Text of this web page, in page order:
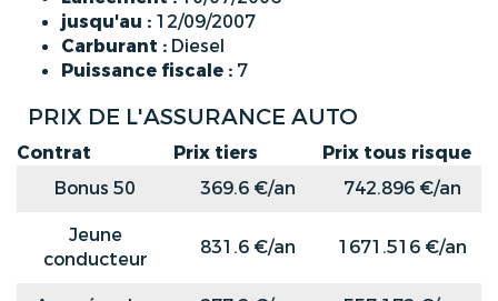
jusqu'au : 12/09/2007
Carburant : Diesel
Puissance fiscale : 7
PRIX DE L'ASSURANCE AUTO
Contrat Prix tiers
Prix tous risque
Bonus 50
369.6 €/an
742.896 €/an
Jeune
conducteur
831.6 €/an 1671.516 €/an